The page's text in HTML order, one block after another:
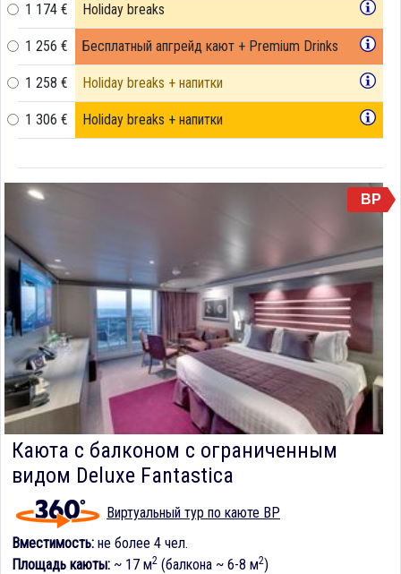
1 174 € Holiday breaks
1 256 € Бесплатный апгрейд кают + Premium Drinks
1 258 € Holiday breaks + напитки
1 306 € Holiday breaks + напитки
BP
Каюта с балконом c ограниченным
видом Deluxe Fantastica
Виртуальный тур по каюте BP
Вместимость: не более 4 чел.
Площадь каюты: ~ 17 м2 (балкона ~ 6-8 м2)